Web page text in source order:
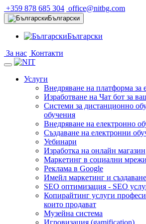
+359 878 685 304 office@nitbg.com
Български
Български
За нас Контакти
Услуги
Внедряване на платформа за
Изработване на Чат бот за
Системи за дистанционно
обучения
Внедряване на електронно
Създаване на електронни
Уебинари
Изработка на онлайн магазин
Маркетинг в социални
Реклама в Google
Имейл маркетинг и
SEO оптимизация - SEO
Копирайтинг услуги
които продават
Музейна система
Игровизация (gamification)